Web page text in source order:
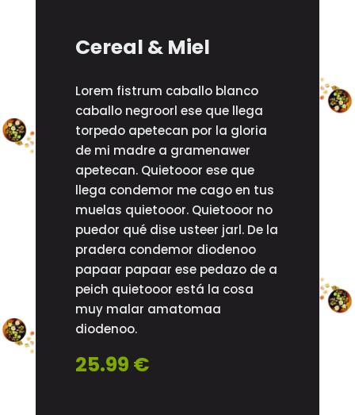
Cereal & Miel
Lorem fistrum caballo blanco
caballo negroorl ese que llega
torpedo apetecan por la gloria
de mi madre a gramenawer
apetecan. Quietooor ese que
llega condemor me cago en tus
muelas quietooor. Quietooor no
puedor qué dise usteer jarl. De la
pradera condemor diodenoo
papaar papaar ese pedazo de a
peich quietooor está la cosa
muy malar amatomaa
diodenoo.
25.99 €